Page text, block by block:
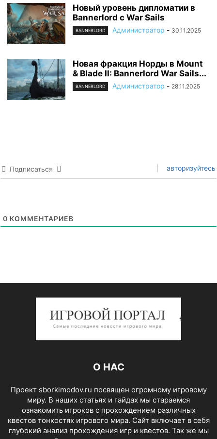
Новый уровень дипломатии в
Bannerlord с War Sails
BANNERLORD Администратор - 30.11.2025
Новая фракция Норды в Mount
& Blade II: Bannerlord War Sails...
BANNERLORD Администратор - 28.11.2025
Подписаться авторизуйтесь
0 КОММЕНТАРИЕВ
О НАС
Проект sborkimodov.ru посвящен огромному игровому
миру. В наших статьях и гайдах мы стараемся
ознакомить игроков с прохождением различных
квестов тонкостях игрового мира. Сайт включает в себя
глубокий анализ прохождения игр и квестов. Так же мы